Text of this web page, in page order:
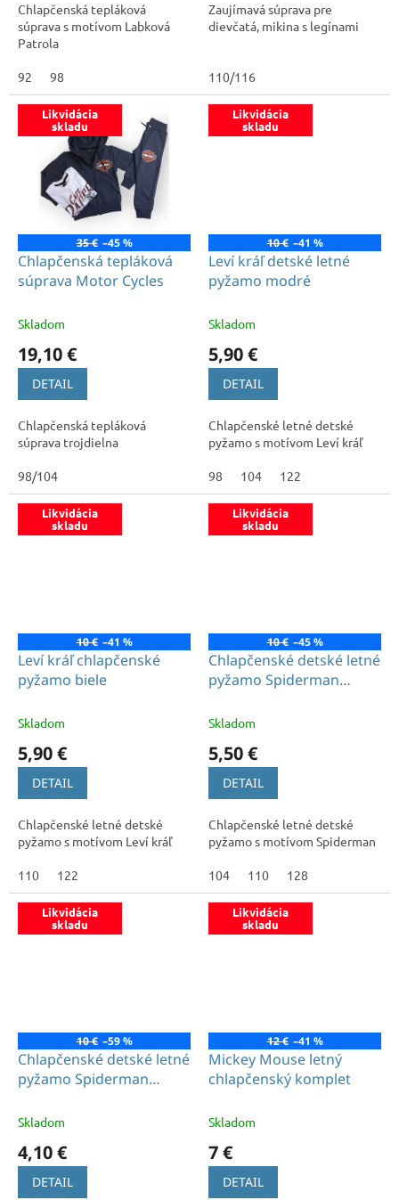
Chlapčenská tepláková
súprava s motívom Labková
Patrola
92 98
Zaujímavá súprava pre
dievčatá, mikina s legínami
110/116
Likvidácia
skladu
35 € –45 %
Chlapčenská tepláková
súprava Motor Cycles
Skladom
19,10 €
DETAIL
Chlapčenská tepláková
súprava trojdielna
98/104
Likvidácia
skladu
10 € –41 %
Leví kráľ detské letné
pyžamo modré
Skladom
5,90 €
DETAIL
Chlapčenské letné detské
pyžamo s motívom Leví kráľ
98 104 122
Likvidácia
skladu
10 € –41 %
Leví kráľ chlapčenské
pyžamo biele
Skladom
5,90 €
DETAIL
Chlapčenské letné detské
pyžamo s motívom Leví kráľ
110 122
Likvidácia
skladu
10 € –45 %
Chlapčenské detské letné
pyžamo Spiderman
Skladom
5,50 €
DETAIL
Chlapčenské letné detské
pyžamo s motívom Spiderman
104 110 128
Likvidácia
skladu
10 € –59 %
Chlapčenské detské letné
pyžamo Spiderman
Skladom
4,10 €
DETAIL
Likvidácia
skladu
12 € –41 %
Mickey Mouse letný
chlapčenský komplet
Skladom
7 €
DETAIL